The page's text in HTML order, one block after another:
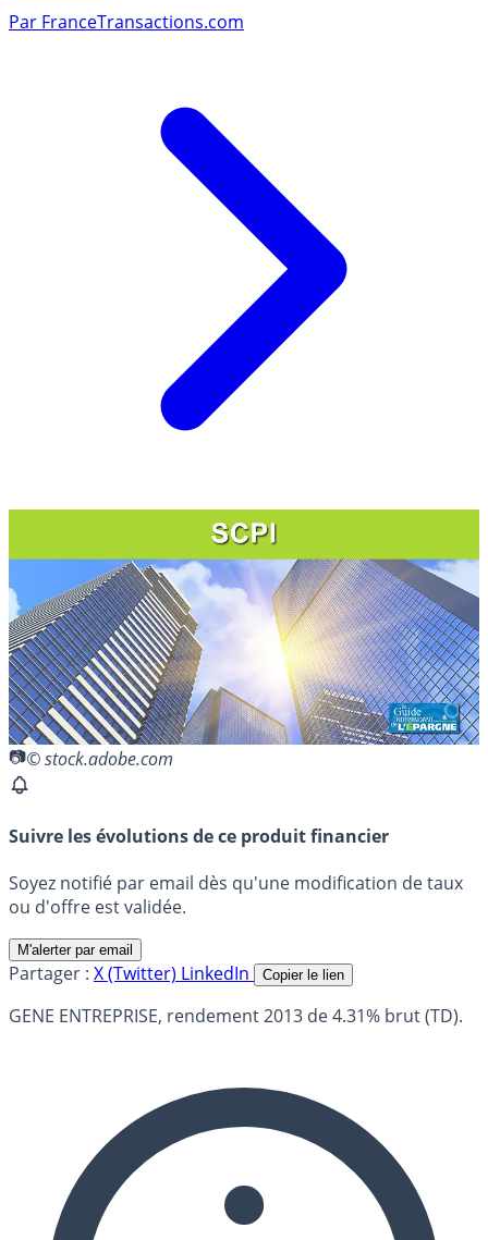
Par FranceTransactions.com
© stock.adobe.com
Suivre les évolutions de ce produit financier
Soyez notifié par email dès qu'une modification de taux
ou d'offre est validée.
M'alerter par email
Partager : X (Twitter) LinkedIn Copier le lien
GENE ENTREPRISE, rendement 2013 de 4.31% brut (TD).